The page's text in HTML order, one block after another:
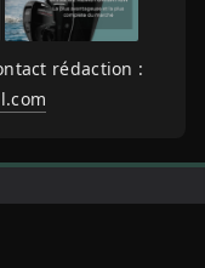
rédaction :